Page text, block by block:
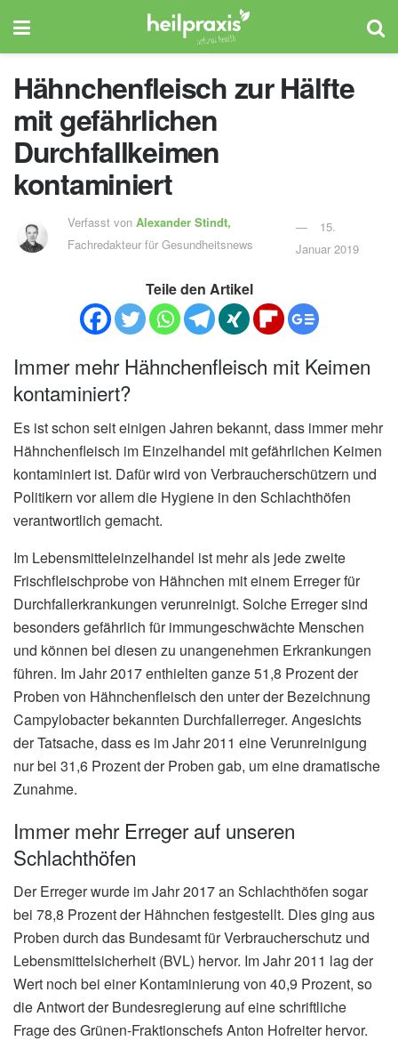
Hähnchenfleisch zur Hälfte
mit gefährlichen
Durchfallkeimen
kontaminiert
Verfasst von Alexander Stindt,
Fachredakteur für Gesundheitsnews
15.
Januar 2019
Teile den Artikel
Immer mehr Hähnchenfleisch mit Keimen
kontaminiert?
Es ist schon seit einigen Jahren bekannt, dass immer mehr
Hähnchenfleisch im Einzelhandel mit gefährlichen Keimen
kontaminiert ist. Dafür wird von Verbraucherschützern und
Politikern vor allem die Hygiene in den Schlachthöfen
verantwortlich gemacht.
Im Lebensmitteleinzelhandel ist mehr als jede zweite
Frischfleischprobe von Hähnchen mit einem Erreger für
Durchfallerkrankungen verunreinigt. Solche Erreger sind
besonders gefährlich für immungeschwächte Menschen
und können bei diesen zu unangenehmen Erkrankungen
führen. Im Jahr 2017 enthielten ganze 51,8 Prozent der
Proben von Hähnchenfleisch den unter der Bezeichnung
Campylobacter bekannten Durchfallerreger. Angesichts
der Tatsache, dass es im Jahr 2011 eine Verunreinigung
nur bei 31,6 Prozent der Proben gab, um eine dramatische
Zunahme.
Immer mehr Erreger auf unseren
Schlachthöfen
Der Erreger wurde im Jahr 2017 an Schlachthöfen sogar
bei 78,8 Prozent der Hähnchen festgestellt. Dies ging aus
Proben durch das Bundesamt für Verbraucherschutz und
Lebensmittelsicherheit (BVL) hervor. Im Jahr 2011 lag der
Wert noch bei einer Kontaminierung von 40,9 Prozent, so
die Antwort der Bundesregierung auf eine schriftliche
Frage des Grünen-Fraktionschefs Anton Hofreiter hervor.